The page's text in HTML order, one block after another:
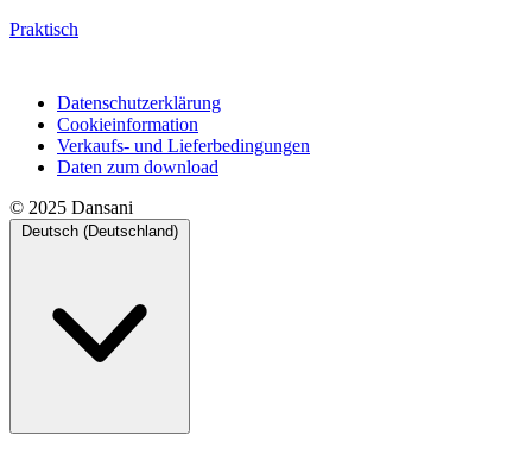
Praktisch
Datenschutzerklärung
Cookieinformation
Verkaufs- und Lieferbedingungen
Daten zum download
© 2025 Dansani
Deutsch (Deutschland)